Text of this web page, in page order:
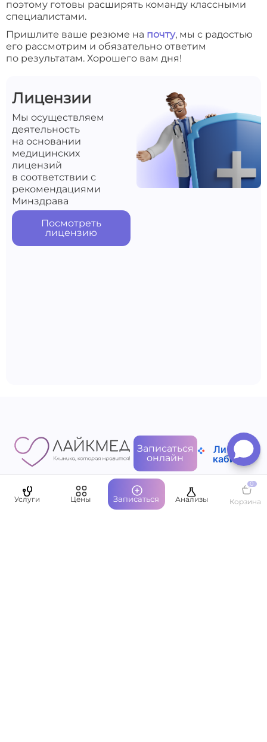
поэтому готовы расширять команду классными
специалистами.
Пришлите ваше резюме на почту, мы с радостью
его рассмотрим и обязательно ответим
по результатам. Хорошего вам дня!
Лицензии
Мы осуществляем
деятельность
на основании
медицинских
лицензий
в соответствии с
рекомендациями
Минздрава
Посмотреть
лицензию
Записаться
онлайн
Личный
кабинет
Услуги Цены Записаться Анализы
0
Корзина